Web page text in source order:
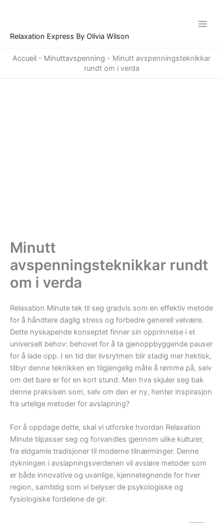
Relaxation Express By Olivia Wilson
Accueil - Minuttavspenning - Minutt avspenningsteknikkar
rundt om i verda
Minutt
avspenningsteknikkar rundt
om i verda
Relaxation Minute tek til seg gradvis som en effektiv metode
for å håndtere daglig stress og forbedre generell velvære.
Dette nyskapende konseptet finner sin opprinnelse i et
universelt behov: behovet for å ta gjenoppbyggende pauser
for å lade opp. I en tid der livsrytmen blir stadig mer hektisk,
tilbyr denne teknikken en tilgjengelig måte å rømme på, selv
om det bare er for en kort stund. Men hva skjuler seg bak
denne praksisen som, selv om den er ny, henter inspirasjon
fra urtelige metoder for avslapning?
For å oppdage dette, skal vi utforske hvordan Relaxation
Minute tilpasser seg og forvandles gjennom ulike kulturer,
fra eldgamle tradisjoner til moderne tilnærminger. Denne
dykningen i avslapningsverdenen vil avsløre metoder som
er både innovative og uvanlige, kjennetegnende for hver
region, samtidig som vi belyser de psykologiske og
fysiologiske fordelene de gir.